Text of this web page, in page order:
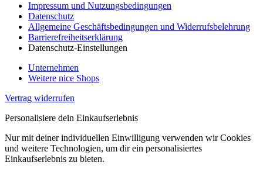
Impressum und Nutzungsbedingungen
Datenschutz
Allgemeine Geschäftsbedingungen und Widerrufsbelehrung
Barrierefreiheitserklärung
Datenschutz-Einstellungen
Unternehmen
Weitere nice Shops
Vertrag widerrufen
Personalisiere dein Einkaufserlebnis
Nur mit deiner individuellen Einwilligung verwenden wir Cookies
und weitere Technologien, um dir ein personalisiertes
Einkaufserlebnis zu bieten.